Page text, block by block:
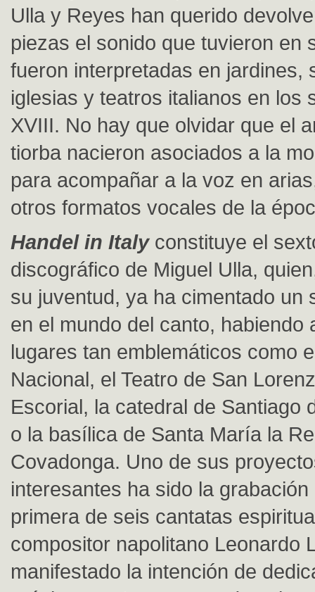
Ulla y Reyes han querido
piezas el sonido que tuvieron en
fueron interpretadas en jardines,
iglesias y teatros italianos en los
XVIII. No hay que olvidar que el
tiorba nacieron asociados a la
para acompañar a la voz en
otros formatos vocales de la
Handel in Italy constituye el
discográfico de Miguel Ulla,
su juventud, ya ha cimentado un
en el mundo del canto, habiendo
lugares tan emblemáticos como
Nacional, el Teatro de San
Escorial, la catedral de Santiago
o la basílica de Santa María la
Covadonga. Uno de sus
interesantes ha sido la
primera de seis cantatas
compositor napolitano Leonardo
manifestado la intención de